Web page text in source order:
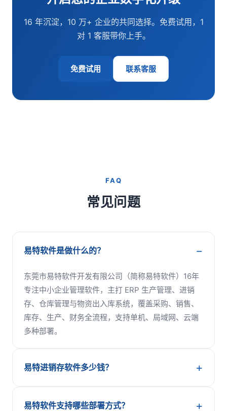
16 年沉淀，10 万+ 企业的共同选择。免费试用，1
对 1 客服带你上手。
免费试用 联系客服
FAQ
常见问题
易特软件是做什么的？
东莞市易特软件开发有限公司（简称易特软件）16年
专注中小企业管理软件，主打 ERP 生产管理、进销
存、仓库管理与物资出入库系统，覆盖采购、销售、
库存、生产、财务全流程，支持单机、局域网、云端
多种部署。
易特进销存软件多少钱？
易特软件支持哪些部署方式？